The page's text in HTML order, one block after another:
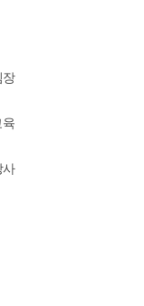
장
육
사